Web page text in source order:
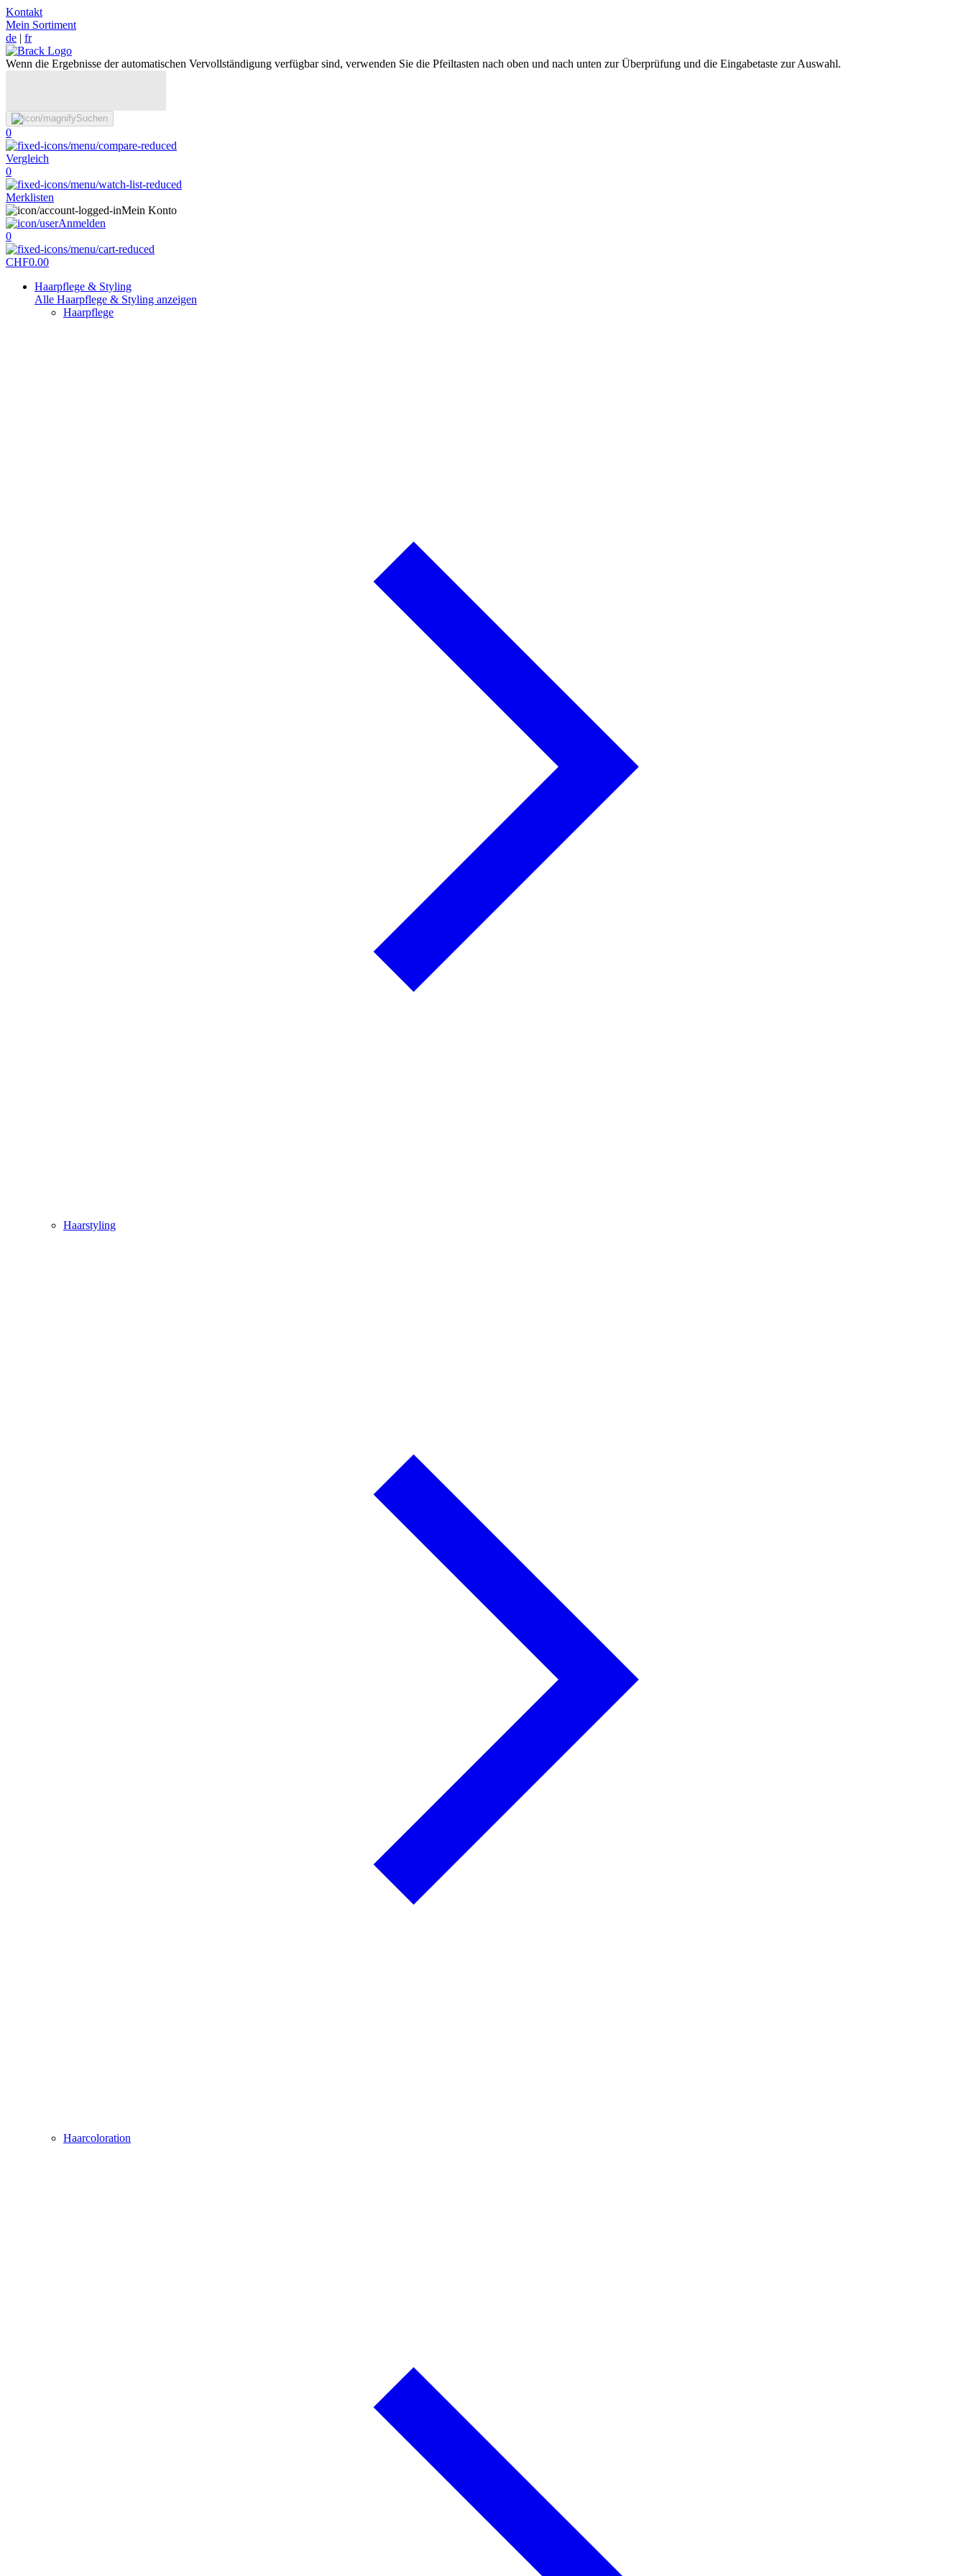
Kontakt
Mein Sortiment
de | fr
Wenn die Ergebnisse der automatischen Vervollständigung verfügbar sind, verwenden Sie die Pfeiltasten nach oben und nach unten zur Überprüfung und die Eingabetaste zur Auswahl.
Suchen
0
Vergleich
0
Merklisten
Mein Konto
Anmelden
0
CHF0.00
Haarpflege & Styling
Alle Haarpflege & Styling anzeigen
Haarpflege
Haarstyling
Haarcoloration